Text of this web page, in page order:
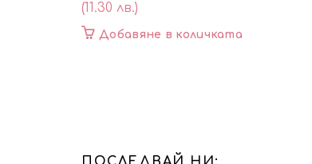
(11.30 лв.)
Добавяне в количката